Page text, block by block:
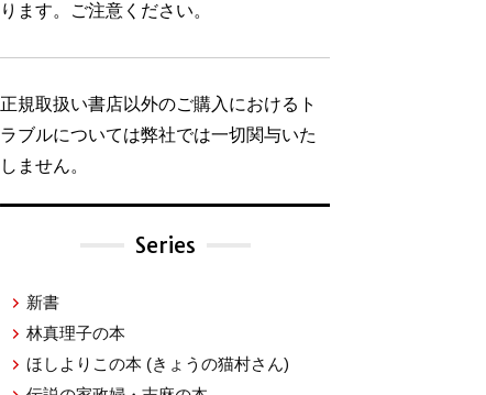
ります。ご注意ください。
正規取扱い書店以外のご購入におけるト
ラブルについては弊社では一切関与いた
しません。
Series
新書
林真理子の本
ほしよりこの本 (きょうの猫村さん)